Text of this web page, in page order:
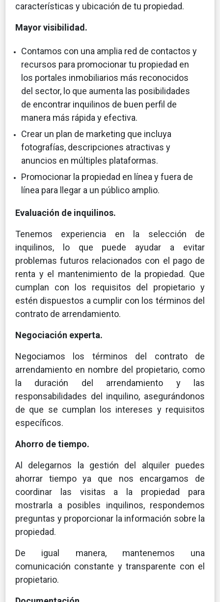
características y ubicación de tu propiedad.
Mayor visibilidad.
Contamos con una amplia red de contactos y
recursos para promocionar tu propiedad en
los portales inmobiliarios más reconocidos
del sector, lo que aumenta las posibilidades
de encontrar inquilinos de buen perfil de
manera más rápida y efectiva.
Crear un plan de marketing que incluya
fotografías, descripciones atractivas y
anuncios en múltiples plataformas.
Promocionar la propiedad en línea y fuera de
línea para llegar a un público amplio.
Evaluación de inquilinos.
Tenemos experiencia en la selección de
inquilinos, lo que puede ayudar a evitar
problemas futuros relacionados con el pago de
renta y el mantenimiento de la propiedad. Que
cumplan con los requisitos del propietario y
estén dispuestos a cumplir con los términos del
contrato de arrendamiento.
Negociación experta.
Negociamos los términos del contrato de
arrendamiento en nombre del propietario, como
la duración del arrendamiento y las
responsabilidades del inquilino, asegurándonos
de que se cumplan los intereses y requisitos
específicos.
Ahorro de tiempo.
Al delegarnos la gestión del alquiler puedes
ahorrar tiempo ya que nos encargamos de
coordinar las visitas a la propiedad para
mostrarla a posibles inquilinos, respondemos
preguntas y proporcionar la información sobre la
propiedad.
De igual manera, mantenemos una
comunicación constante y transparente con el
propietario.